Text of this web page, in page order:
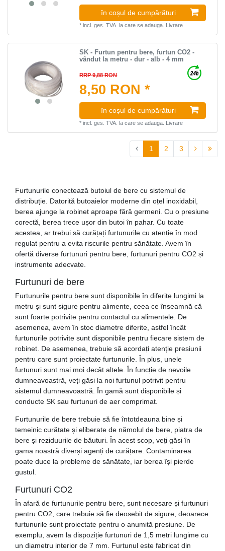
în coșul de cumpărături
*incl. ges. TVA. la care se adauga. Livrare
SK - Furtun pentru bere, furtun CO2 -
vândut la metru - dur - alb - 4 mm
RRP 9,88 RON
8,50 RON *
în coșul de cumpărături
*incl. ges. TVA. la care se adauga. Livrare
1 2 3
Furtunurile conectează butoiul de bere cu sistemul de
distribuție. Datorită butoaielor moderne din oțel inoxidabil,
berea ajunge la robinet aproape fără germeni. Cu o presiune
corectă, berea trece ușor din butoi în pahar. Cu toate
acestea, ar trebui să curățați furtunurile cu atenție în mod
regulat pentru a evita riscurile pentru sănătate. Avem în
ofertă diverse furtunuri pentru bere, furtunuri pentru CO2 și
instrumente adecvate.
Furtunuri de bere
Furtunurile pentru bere sunt disponibile în diferite lungimi la
metru și sunt sigure pentru alimente, ceea ce înseamnă că
sunt foarte potrivite pentru contactul cu alimentele. De
asemenea, avem în stoc diametre diferite, astfel încât
furtunurile potrivite sunt disponibile pentru fiecare sistem de
robinet. De asemenea, trebuie să acordați atenție presiunii
pentru care sunt proiectate furtunurile. În plus, unele
furtunuri sunt mai moi decât altele. În funcție de nevoile
dumneavoastră, veți găsi la noi furtunul potrivit pentru
sistemul dumneavoastră. În gamă sunt disponibile și
conducte SK sau furtunuri de aer comprimat.
Furtunurile de bere trebuie să fie întotdeauna bine și
temeinic curățate și eliberate de nămolul de bere, piatra de
bere și reziduurile de băuturi. În acest scop, veți găsi în
gama noastră diverși agenți de curățare. Contaminarea
poate duce la probleme de sănătate, iar berea își pierde
gustul.
Furtunuri CO2
În afară de furtunurile pentru bere, sunt necesare și furtunuri
pentru CO2, care trebuie să fie deosebit de sigure, deoarece
furtunurile sunt proiectate pentru o anumită presiune. De
exemplu, avem la dispoziție furtunuri de 1,5 metri lungime cu
un diametru interior de 7 mm. Furtunul este fabricat din